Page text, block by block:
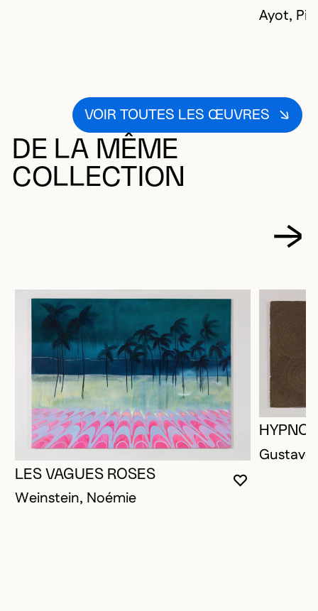
Ayot,
VOIR TOUTES LES ŒUVRES
DE LA MÊME
COLLECTION
VOUS
FERMER
OUVRIR LA
LES VAGUES ROSES
Weinstein, Noémie